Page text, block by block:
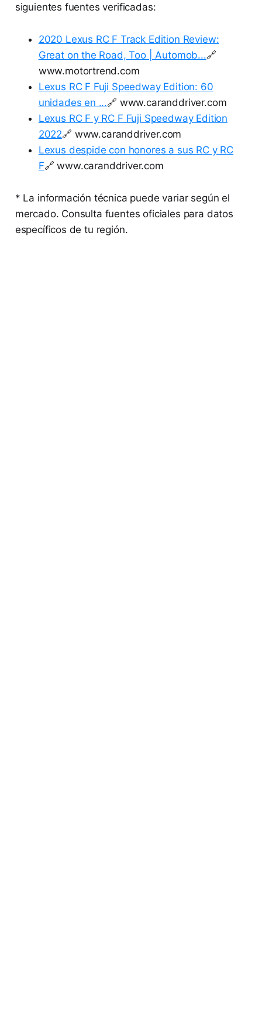
siguientes fuentes verificadas:
2020 Lexus RC F Track Edition Review:
Great on the Road, Too | Automob...🔗
www.motortrend.com
Lexus RC F Fuji Speedway Edition: 60
unidades en ...🔗 www.caranddriver.com
Lexus RC F y RC F Fuji Speedway Edition
2022🔗 www.caranddriver.com
Lexus despide con honores a sus RC y RC
F🔗 www.caranddriver.com
* La información técnica puede variar según el
mercado. Consulta fuentes oficiales para datos
específicos de tu región.